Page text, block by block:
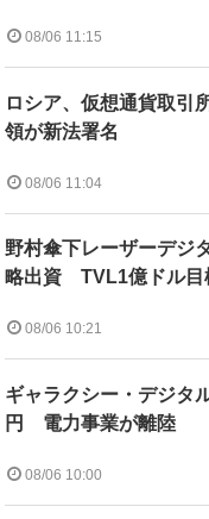
08/06 11:15
ロシア、仮想通貨取
領が新法署名
08/06 11:04
野村傘下レーザーデジ
略出資 TVL1億ドル目
08/06 10:21
ギャラクシー・デジタ
円 電力事業が離陸
08/06 10:00